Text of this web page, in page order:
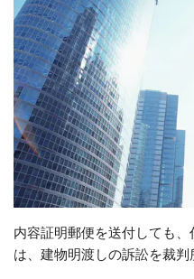
内容証明郵便を送付しても
は、建物明渡しの訴訟を裁判